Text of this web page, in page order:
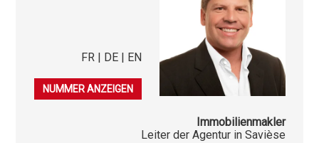
FR | DE | EN
079 253 38 44
NUMMER ANZEIGEN
Immobilienmakler
Leiter der Agentur in Savièse